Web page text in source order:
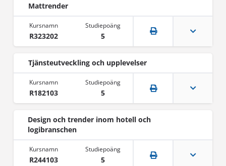
Mattrender
R323202 5
Tjänsteutveckling och upplevelser
R182103 5
Design och trender inom hotell och
logibranschen
R244103 5